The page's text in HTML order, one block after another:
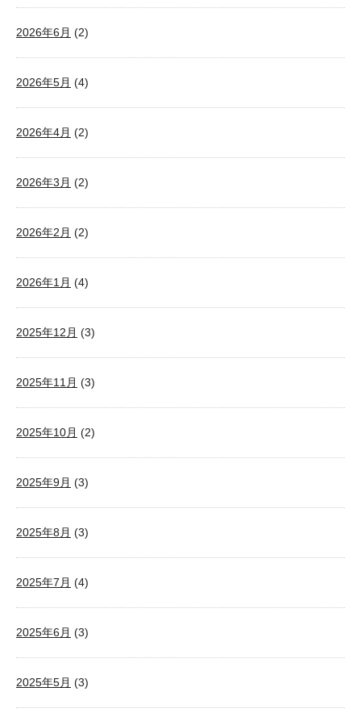
2026年6月 (2)
2026年5月 (4)
2026年4月 (2)
2026年3月 (2)
2026年2月 (2)
2026年1月 (4)
2025年12月 (3)
2025年11月 (3)
2025年10月 (2)
2025年9月 (3)
2025年8月 (3)
2025年7月 (4)
2025年6月 (3)
2025年5月 (3)